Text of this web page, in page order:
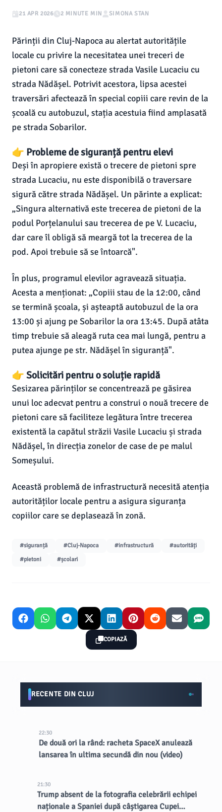
21 APR 2026 2 MINUTE MIN SIMONA STAN
Părinții din Cluj-Napoca au alertat autoritățile
locale cu privire la necesitatea unei treceri de
pietoni care să conecteze strada Vasile Lucaciu cu
strada Nădășel. Potrivit acestora, lipsa acestei
traversări afectează în special copiii care revin de la
școală cu autobuzul, stația acestuia fiind amplasată
pe strada Sobarilor.
👉 Probleme de siguranță pentru elevi
Deși în apropiere există o trecere de pietoni spre
strada Lucaciu, nu este disponibilă o traversare
sigură către strada Nădășel. Un părinte a explicat:
„Singura alternativă este trecerea de pietoni de la
podul Porțelanului sau trecerea de pe V. Lucaciu,
dar care îl obligă să meargă tot la trecerea de la
pod. Apoi trebuie să se întoarcă".
În plus, programul elevilor agravează situația.
Acesta a menționat: „Copiii stau de la 12:00, când
se termină școala, și așteaptă autobuzul de la ora
13:00 și ajung pe Sobarilor la ora 13:45. După atâta
timp trebuie să aleagă ruta cea mai lungă, pentru a
putea ajunge pe str. Nădășel în siguranță".
👉 Solicitări pentru o soluție rapidă
Sesizarea părinților se concentrează pe găsirea
unui loc adecvat pentru a construi o nouă trecere de
pietoni care să faciliteze legătura între trecerea
existentă la capătul străzii Vasile Lucaciu și strada
Nădășel, în direcția zonelor de case de pe malul
Someșului.
Această problemă de infrastructură necesită atenția
autorităților locale pentru a asigura siguranța
copiilor care se deplasează în zonă.
#siguranță #Cluj-Napoca #infrastructură
#autorități
#pietoni
#școlari
COPIAZĂ
RECENTE DIN CLUJ
22:30
De două ori la rând: racheta SpaceX anulează
lansarea în ultima secundă din nou (video)
21:30
Trump absent de la fotografia celebrării echipei
naționale a Spaniei după câștigarea Cupei